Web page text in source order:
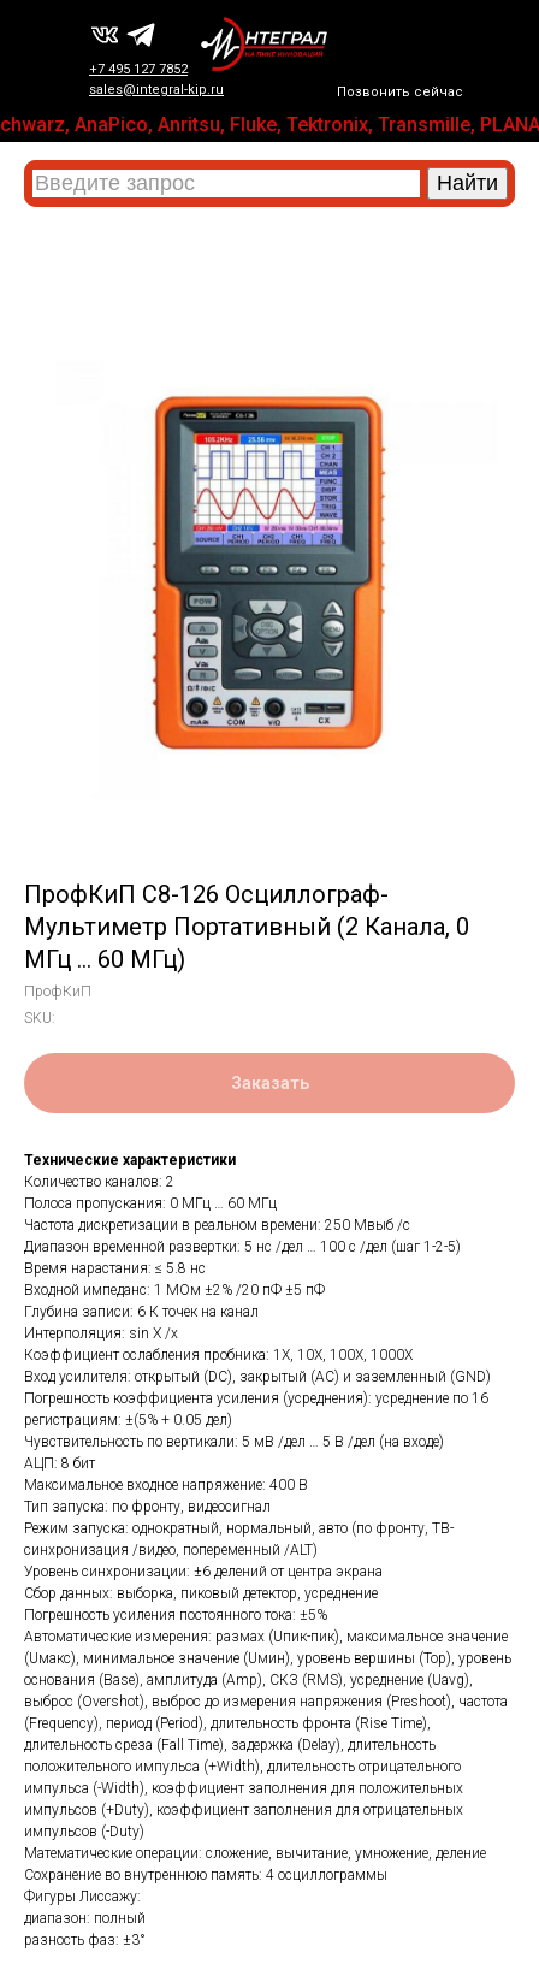
Позвонить сейчас
+7 495 127 7852
sales@integral-kip.ru
AnaPico, Anritsu, Fluke, Tektronix, Transmille,
ПрофКиП С8-126 Осциллограф-
Мультиметр Портативный (2 Канала, 0
МГц … 60 МГц)
ПрофКиП
SKU:
Заказать
Технические характеристики
Количество каналов: 2
Полоса пропускания: 0 МГц … 60 МГц
Частота дискретизации в реальном времени: 250 Мвыб /с
Диапазон временной развертки: 5 нс /дел … 100 с /дел (шаг 1-2-5)
Время нарастания: ≤ 5.8 нс
Входной импеданс: 1 МОм ±2% /20 пФ ±5 пФ
Глубина записи: 6 К точек на канал
Интерполяция: sin X /x
Коэффициент ослабления пробника: 1Х, 10Х, 100Х, 1000Х
Вход усилителя: открытый (DC), закрытый (AC) и заземленный (GND)
Погрешность коэффициента усиления (усреднения): усреднение по 16
регистрациям: ±(5% + 0.05 дел)
Чувствительность по вертикали: 5 мВ /дел … 5 В /дел (на входе)
АЦП: 8 бит
Максимальное входное напряжение: 400 В
Тип запуска: по фронту, видеосигнал
Режим запуска: однократный, нормальный, авто (по фронту, ТВ-
синхронизация /видео, попеременный /ALT)
Уровень синхронизации: ±6 делений от центра экрана
Сбор данных: выборка, пиковый детектор, усреднение
Погрешность усиления постоянного тока: ±5%
Автоматические измерения: размах (Uпик-пик), максимальное значение
(Uмакс), минимальное значение (Uмин), уровень вершины (Top), уровень
основания (Base), амплитуда (Amp), СКЗ (RMS), усреднение (Uavg),
выброс (Overshot), выброс до измерения напряжения (Preshoot), частота
(Frequency), период (Period), длительность фронта (Rise Time),
длительность среза (Fall Time), задержка (Delay), длительность
положительного импульса (+Width), длительность отрицательного
импульса (-Width), коэффициент заполнения для положительных
импульсов (+Duty), коэффициент заполнения для отрицательных
импульсов (-Duty)
Математические операции: сложение, вычитание, умножение, деление
Сохранение во внутреннюю память: 4 осциллограммы
Фигуры Лиссажу:
диапазон: полный
разность фаз: ±3°